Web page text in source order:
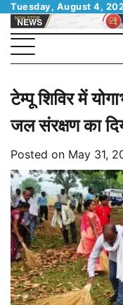
Skip
content
Tuesday, August 4,
टेम्पू शिविर में
जल संरक्षण का
Posted on May 31,